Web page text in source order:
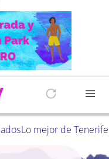
Lo mejor de Tenerife